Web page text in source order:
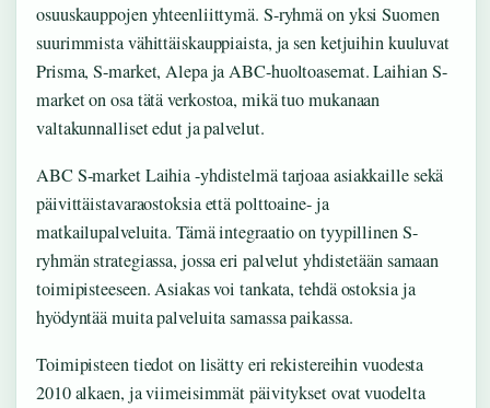
osuuskauppojen yhteenliittymä. S-ryhmä on yksi Suomen
suurimmista vähittäiskauppiaista, ja sen ketjuihin kuuluvat
Prisma, S-market, Alepa ja ABC-huoltoasemat. Laihian S-
market on osa tätä verkostoa, mikä tuo mukanaan
valtakunnalliset edut ja palvelut.
ABC S-market Laihia -yhdistelmä tarjoaa asiakkaille sekä
päivittäistavaraostoksia että polttoaine- ja
matkailupalveluita. Tämä integraatio on tyypillinen S-
ryhmän strategiassa, jossa eri palvelut yhdistetään samaan
toimipisteeseen. Asiakas voi tankata, tehdä ostoksia ja
hyödyntää muita palveluita samassa paikassa.
Toimipisteen tiedot on lisätty eri rekistereihin vuodesta
2010 alkaen, ja viimeisimmät päivitykset ovat vuodelta